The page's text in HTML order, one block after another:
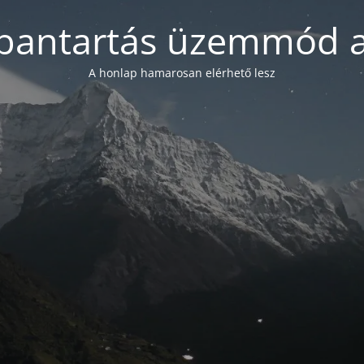
üzemmód
A honlap hamarosan elérhető lesz